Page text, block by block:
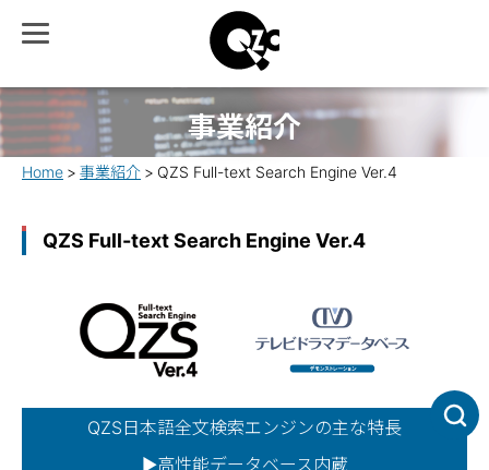
事業紹介
Home 事業紹介 QZS Full-text Search Engine Ver.4
QZS Full-text Search Engine Ver.4
QZS日本語全文検索エンジンの主な特長
▶高性能データベース内蔵